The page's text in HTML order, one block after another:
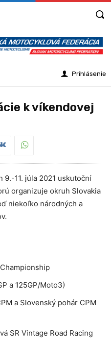
Prihlásenie
k víkendovej
9.-11. júla 2021 uskutoční
organizuje okruh Slovakia
niekoľko národných a
a 125GP/Moto3)
a Slovenský pohár CPM
SR Vintage Road Racing